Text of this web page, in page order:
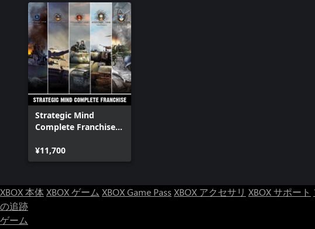
Strategic Mind
Complete Franchise
¥11,700
XBOX 本体XBOX ゲーム XBOX Game Pass XBOX アクセサリ XBOX サポート
の追跡
ゲーム